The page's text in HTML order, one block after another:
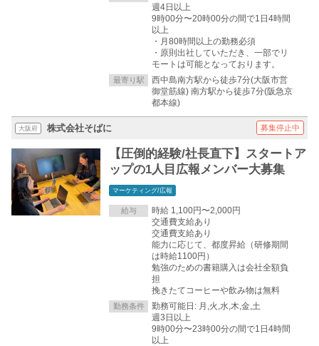
週4日以上
9時00分〜20時00分の間で1日4時間
以上
・月80時間以上の勤務必須
・原則出社していただき、一部でリ
モートは可能となっております。
最寄り駅
西中島南方駅から徒歩7分(大阪市営
御堂筋線) 南方駅から徒歩7分(阪急京
都本線)
大阪府 株式会社そばに 募集停止中
【圧倒的経験/社長直下】スタートア
ップの1人目広報メンバー大募集
マーケティング/広報
給与
時給 1,100円〜2,000円
交通費支給あり
交通費支給あり
能力に応じて、都度昇給（研修期間
は時給1100円）
勉強のための書籍購入は会社全額負
担
挽きたてコーヒーや飲み物は無料
勤務条件
勤務可能日: 月,火,水,木,金,土
週3日以上
9時00分〜23時00分の間で1日4時間
以上